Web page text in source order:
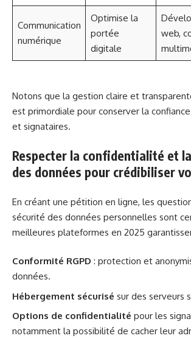
Communication
numérique
Optimise la
portée
digitale
web,
Notons que la gestion claire et
est primordiale pour conserver la
et signataires.
Respecter la confidentialité et
des données pour crédibiliser
En créant une pétition en ligne, les
sécurité des données personnelles sont
meilleures plateformes en 2025
Conformité RGPD : protection et
données.
Hébergement sécurisé sur des serveurs
Options de confidentialité pour les
notamment la possibilité de cacher leur